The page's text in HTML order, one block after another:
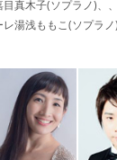
真木子(ソプラノ)、
レ湯浅ももこ(ソプラ